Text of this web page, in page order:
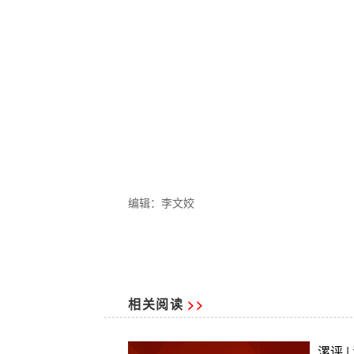
编辑：李文姣
相关阅读 >>